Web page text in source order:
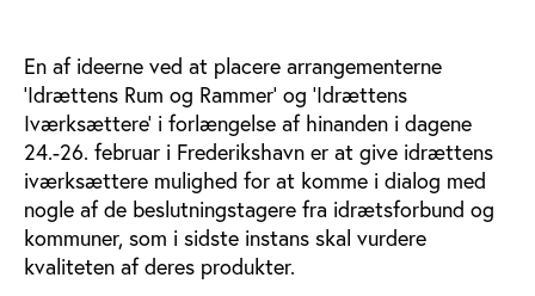
En af ideerne ved at placere arrangementerne
'Idrættens Rum og Rammer' og 'Idrættens
Iværksættere' i forlængelse af hinanden i dagene
24.-26. februar i Frederikshavn er at give idrættens
iværksættere mulighed for at komme i dialog med
nogle af de beslutningstagere fra idrætsforbund og
kommuner, som i sidste instans skal vurdere
kvaliteten af deres produkter.